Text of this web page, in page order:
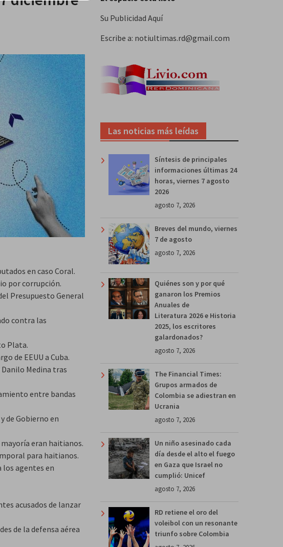
en caso Coral.
por corrupción.
Presupuesto General
contra las
Plata.
de EEUU a Cuba.
Medina tras
entre bandas
de Gobierno en
eran haitianos.
para haitianos.
los agentes en
acusados de lanzar
de la defensa aérea
Su Publicidad Aquí
Escribe a: notiultimas.rd@gmail.com
Las noticias más leídas
Síntesis de principales
informaciones últimas 24
horas, viernes 7 agosto
2026
agosto 7, 2026
Breves del mundo, viernes
7 de agosto
agosto 7, 2026
Quiénes son y por qué
ganaron los Premios
Anuales de
Literatura 2026 e Historia
2025, los escritores
galardonados?
agosto 7, 2026
The Financial Times:
Grupos armados de
Colombia se adiestran en
Ucrania
agosto 7, 2026
Un niño asesinado cada
día desde el alto el fuego
en Gaza que Israel no
cumplió: Unicef
agosto 7, 2026
RD retiene el oro del
voleibol con un resonante
triunfo sobre Colombia